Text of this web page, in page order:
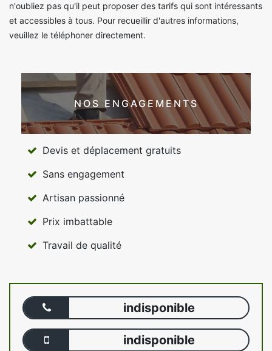
n'oubliez pas qu'il peut proposer des tarifs qui sont intéressants
et accessibles à tous. Pour recueillir d'autres informations,
veuillez le téléphoner directement.
NOS ENGAGEMENTS
Devis et déplacement gratuits
Sans engagement
Artisan passionné
Prix imbattable
Travail de qualité
indisponible
indisponible